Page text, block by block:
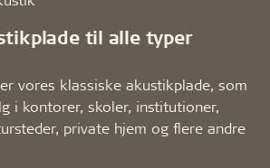
til alle typer
vores klassiske akustikplade, som
i kontorer, skoler, institutioner,
private hjem og flere andre